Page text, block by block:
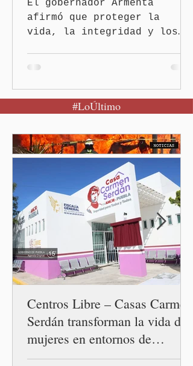
El gobernador Armenta
afirmó que proteger la
vida, la integridad y los
Puebla, Pue.-Cuando una
mujer encuentra un lugar
también recupera la
esperanza de vivir sin
miedo. Con esa visión, el
gobernador Alejandro
Armenta Mier inauguró el
Centro LIBRE (Libertad,
Igualdad, Bienestar, Redes,
Emancipación) número 62 y
la Casa Carmen Serdán
número 25 en el estado, la
cuarta en la c
#LoÚltimo
Centros Libre – Casas Carmen
Serdán transforman la vida de
mujeres en entornos de
violencia